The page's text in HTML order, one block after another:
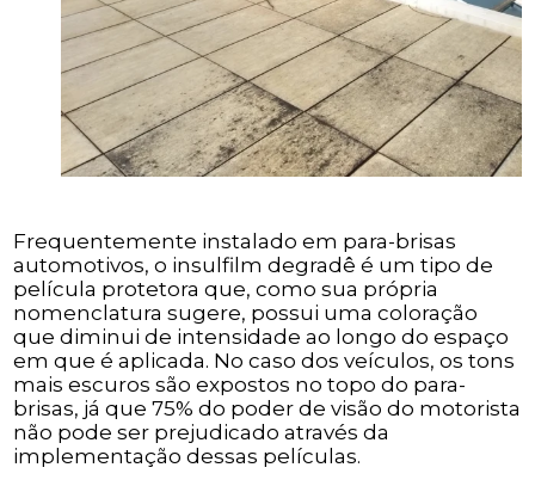
Frequentemente instalado em para-brisas
automotivos, o insulfilm degradê é um tipo de
película protetora que, como sua própria
nomenclatura sugere, possui uma coloração
que diminui de intensidade ao longo do espaço
em que é aplicada. No caso dos veículos, os tons
mais escuros são expostos no topo do para-
brisas, já que 75% do poder de visão do motorista
não pode ser prejudicado através da
implementação dessas películas.